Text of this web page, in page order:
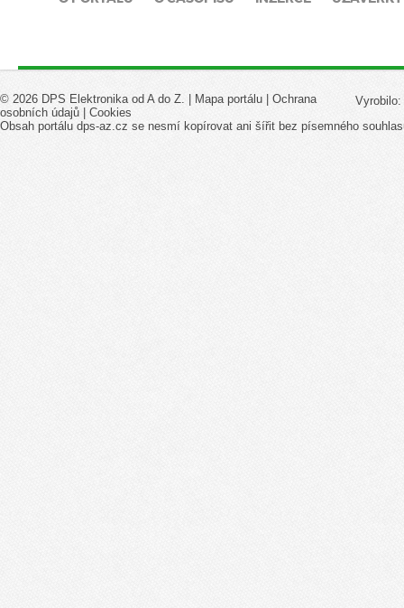
Vyrobilo:
© 2026 DPS Elektronika od A do Z. | Mapa portálu
Ochrana
osobních údajů
Cookies
Obsah portálu dps-az.cz se nesmí kopírovat ani šířit bez písemného